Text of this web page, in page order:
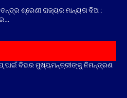
ଶ୍ରେଣୀ ରାଜ୍ୟର ମାନ୍ୟତା ଦିଅ :
ପାଇଁ ବିହାର ମୁଖ୍ୟମନ୍ତ୍ରୀଙ୍କୁ ନିମନ୍ତ୍ରଣ